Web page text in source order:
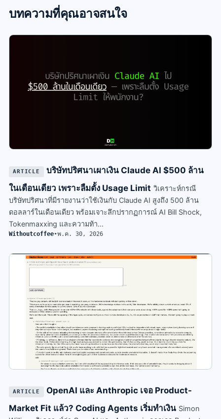
บทความที่คุณอาจสนใจ
ARTICLE
บริษัทปริศนาเผาเงิน Claude AI $500 ล้าน
ในเดือนเดียว เพราะลืมตั้ง Usage Limit วิเคราะห์กรณี
บริษัทปริศนาที่มีรายงานว่าใช้เงินกับ Claude AI สูงถึง 500 ล้าน
ดอลลาร์ในเดือนเดียว พร้อมเจาะลึกปรากฏการณ์ AI Bill Shock,
Tokenmaxxing และความท้า…
Withoutcoffee•พ.ค. 30, 2026
ARTICLE
OpenAI และ Anthropic เจอ Product-
Market Fit แล้ว? Coding Agents เริ่มทำเงิน Simon